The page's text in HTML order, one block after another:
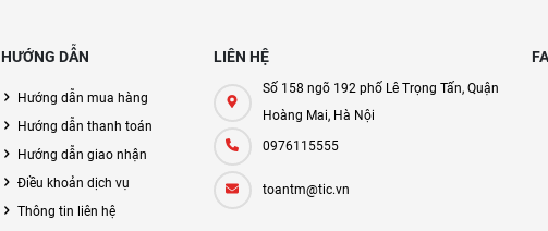
HƯỚNG DẪN
Hướng dẫn mua hàng
Hướng dẫn thanh toán
Hướng dẫn giao nhận
Điều khoản dịch vụ
Thông tin liên hệ
LIÊN HỆ
Số 158 ngõ 192 phố Lê Trọng Tấn, Quận
Hoàng Mai, Hà Nội
0976115555
toantm@tic.vn